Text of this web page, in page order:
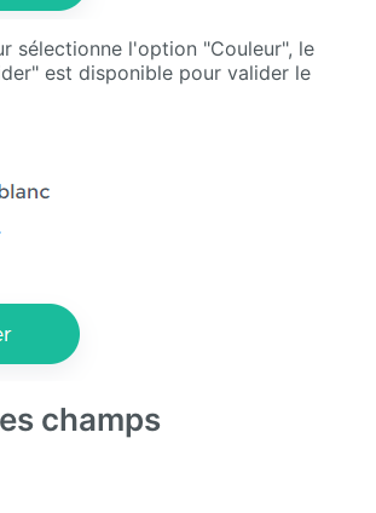
sélectionne l'option "Couleur", le
est disponible pour valider le
champs